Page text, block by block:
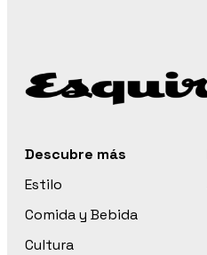
Descubre más
Estilo
Comida y Bebida
Cultura